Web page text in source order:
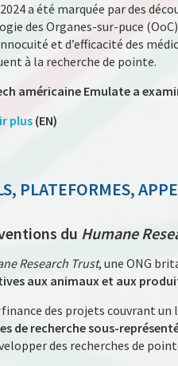
2024 a été marquée par des
des Organes-sur-puce
et d’efficacité des
à la recherche de pointe.
américaine Emulate a
plus (EN)
PLATEFORMES,
du Humane
Research Trust, une ONG
aux animaux et aux
finance des projets couvrant un
de recherche sous-
des recherches de